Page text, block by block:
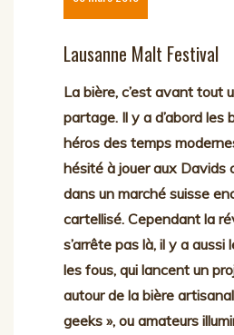
Lausanne Malt Festival
La bière, c’est avant tout
partage. Il y a d’abord les
héros des temps
hésité à jouer aux Davids
dans un marché suisse
cartellisé. Cependant la
s’arrête pas là, il y a aussi
les fous, qui lancent un
autour de la bière
geeks », ou amateurs